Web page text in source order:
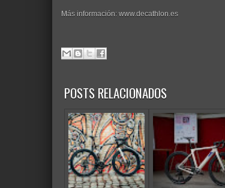
Más información: www.decathlon.es
POSTS RELACIONADOS